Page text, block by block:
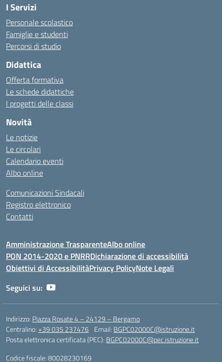
I Servizi
Personale scolastico
Famiglie e studenti
Percorsi di studio
Didattica
Offerta formativa
Le schede didattiche
I progetti delle classi
Novità
Le notizie
Le circolari
Calendario eventi
Albo online
Comunicazioni Sindacali
Registro elettronico
Contatti
Amministrazione TrasparenteAlbo online
PON 2014-2020 e PNRRDichiarazione di accessibilità
Obiettivi di AccessibilitàPrivacy PolicyNote Legali
Seguici su:
Indirizzo: Piazza Rosate 4 – 24129 – Bergamo
Centralino:+39 035 237476 Email: BGPC02000C@istruzione.it
Posta elettronica certificata (PEC): BGPC02000C@pec.istruzione.it
Codice fiscale: 80028230169